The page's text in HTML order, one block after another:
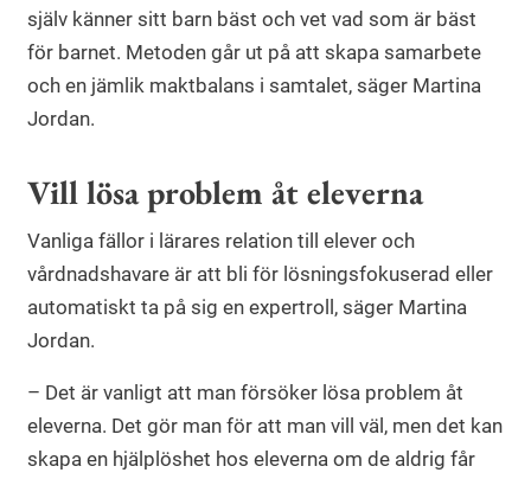
själv känner sitt barn bäst och vet vad som är bäst
för barnet. Metoden går ut på att skapa samarbete
och en jämlik maktbalans i samtalet, säger Martina
Jordan.
Vill lösa problem åt eleverna
Vanliga fällor i lärares relation till elever och
vårdnadshavare är att bli för lösningsfokuserad eller
automatiskt ta på sig en expertroll, säger Martina
Jordan.
– Det är vanligt att man försöker lösa problem åt
eleverna. Det gör man för att man vill väl, men det kan
skapa en hjälplöshet hos eleverna om de aldrig får